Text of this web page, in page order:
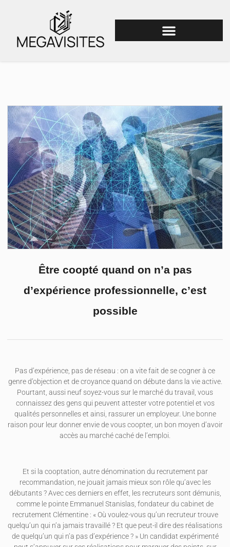
Être coopté quand on n’a pas
d’expérience professionnelle, c’est
possible
Pas d’expérience, pas de réseau : on a vite fait de se cogner à ce
genre d’objection et de croyance quand on débute dans la vie active.
Pourtant, aussi neuf soyez-vous sur le marché du travail, vous
connaissez des gens qui peuvent attester votre potentiel et vos
qualités personnelles et ainsi, rassurer un employeur. Une bonne
raison pour leur donner envie de vous coopter, un bon moyen d’avoir
accès au marché caché de l’emploi.
Et si la cooptation, autre dénomination du recrutement par
recommandation, ne jouait jamais mieux son rôle qu’avec les
débutants ? Avec ces derniers en effet, les recruteurs sont démunis,
comme le pointe Emmanuel Stanislas, fondateur du cabinet de
recrutement Clémentine : « Où voulez-vous qu’un recruteur trouve
quelqu’un qui n’a jamais travaillé ? Et que peut-il dire des réalisations
de quelqu’un qui n’a pas d’expérience ? » Un candidat expérimenté